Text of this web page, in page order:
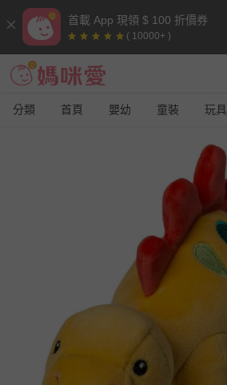
首載 App 現領 $ 100 折價券
( 10000+ )
分類 首頁 嬰幼 童裝 玩具